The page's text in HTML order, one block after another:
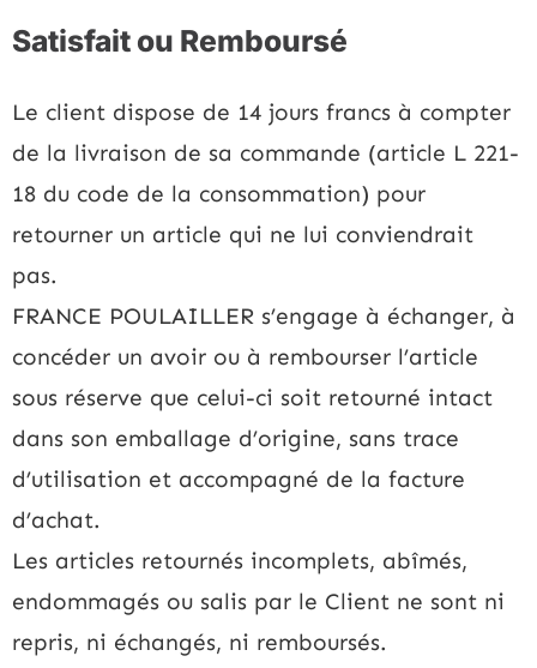
Satisfait ou Remboursé
Le client dispose de 14 jours francs à compter
de la livraison de sa commande (article L 221-
18 du code de la consommation) pour
retourner un article qui ne lui conviendrait
pas.
FRANCE POULAILLER s’engage à échanger, à
concéder un avoir ou à rembourser l’article
sous réserve que celui-ci soit retourné intact
dans son emballage d’origine, sans trace
d’utilisation et accompagné de la facture
d’achat.
Les articles retournés incomplets, abîmés,
endommagés ou salis par le Client ne sont ni
repris, ni échangés, ni remboursés.